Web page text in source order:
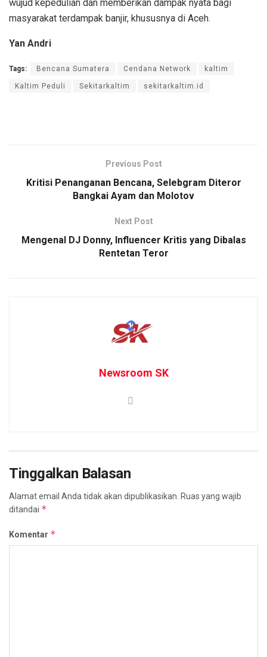
wujud kepedulian dan memberikan dampak nyata bagi
masyarakat terdampak banjir, khususnya di Aceh.
Yan Andri
Tags: Bencana Sumatera Cendana Network kaltim
Kaltim Peduli Sekitarkaltim sekitarkaltim.id
Previous Post
Kritisi Penanganan Bencana, Selebgram Diteror
Bangkai Ayam dan Molotov
Next Post
Mengenal DJ Donny, Influencer Kritis yang Dibalas
Rentetan Teror
Newsroom SK
Tinggalkan Balasan
Alamat email Anda tidak akan dipublikasikan. Ruas yang wajib
ditandai *
Komentar *